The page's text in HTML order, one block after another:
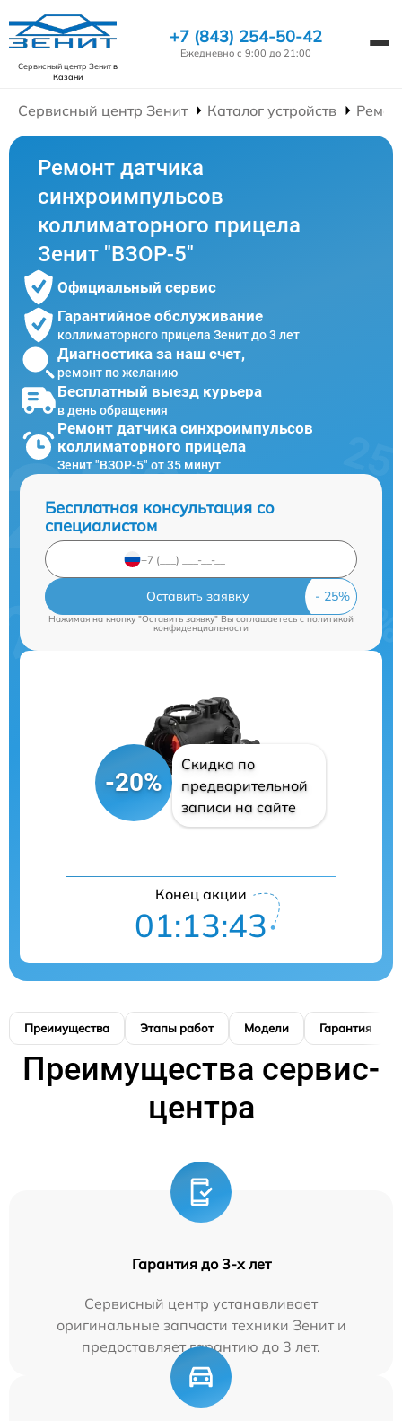
Сервисный центр Зенитв
Казани
+7 (843) 254-50-42
Ежедневно с 9:00 до 21:00
Сервисный центр Зенит Каталог устройств
Ремонт датчика
синхроимпульсов
коллиматорного прицела
Зенит "ВЗОР-5"
Официальный сервис
Гарантийное обслуживание
коллиматорного прицела Зенит до 3 лет
Диагностика за наш счет,
ремонт по желанию
Бесплатный выезд курьера
в день обращения
Ремонт датчика синхроимпульсов
коллиматорного прицела
Зенит "ВЗОР-5" от 35 минут
Бесплатная консультация со
специалистом
Оставить заявку
Нажимая на кнопку "Оставить заявку" Вы соглашаетесь cполитикой
конфиденциальности
-20%
Скидка по
предварительной
записи на сайте
Конец акции
01:13:42
Преимущества Этапы работ Модели Гарантия
Преимущества сервис-
центра
Гарантия до 3-х лет
Сервисный центр устанавливает
оригинальные запчасти техники Зенит и
предоставляет гарантию до 3 лет.